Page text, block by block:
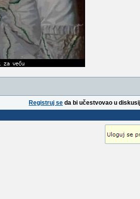
Registruj se da bi učestvovao u